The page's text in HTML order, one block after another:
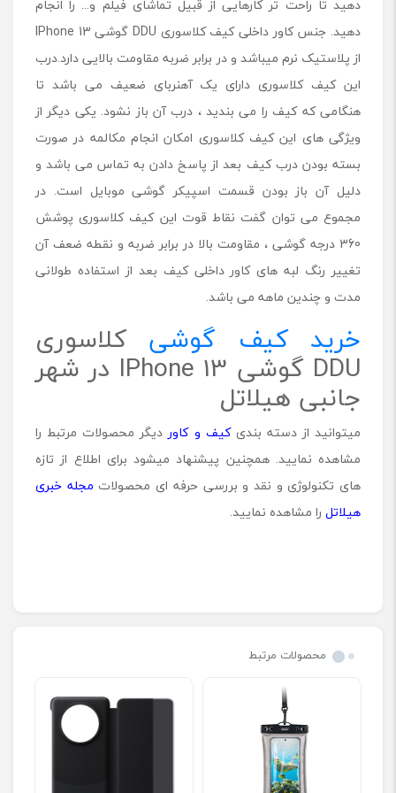
دهید تا راحت تر کارهایی از قبیل تماشای فیلم و... را انجام
دهید. جنس کاور داخلی کیف کلاسوری DDU گوشی IPhone 13
از پلاستیک نرم میباشد و در برابر ضربه مقاومت بالایی دارد.درب
این کیف کلاسوری دارای یک آهنربای ضعیف می باشد تا
هنگامی که کیف را می بندید ، درب آن باز نشود. یکی دیگر از
ویژگی های این کیف کلاسوری امکان انجام مکالمه در صورت
بسته بودن درب کیف بعد از پاسخ دادن به تماس می باشد و
دلیل آن باز بودن قسمت اسپیکر گوشی موبایل است. در
مجموع می توان گفت نقاط قوت این کیف کلاسوری پوشش
360 درجه گوشی ، مقاومت بالا در برابر ضربه و نقطه ضعف آن
تغییر رنگ لبه های کاور داخلی کیف بعد از استفاده طولانی
مدت و چندین ماهه می باشد.
خرید کیف گوشی کلاسوری
DDU گوشی IPhone 13 در شهر
جانبی هیلاتل
میتوانید از دسته بندیکیف و کاور دیگر محصولات مرتبط را
مشاهده نمایید. همچنین پیشنهاد میشود برای اطلاع از تازه
های تکنولوژی و نقد و بررسی حرفه ای محصولات مجله خبری
هیلاتل را مشاهده نمایید.
محصولات مرتبط